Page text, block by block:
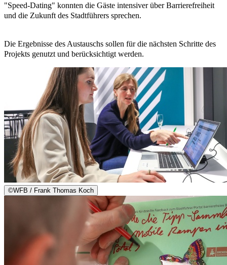
"Speed-Dating" konnten die Gäste intensiver über Barrierefreiheit
und die Zukunft des Stadtführers sprechen.
Die Ergebnisse des Austauschs sollen für die nächsten Schritte des
Projekts genutzt und berücksichtigt werden.
©WFB / Frank Thomas Koch